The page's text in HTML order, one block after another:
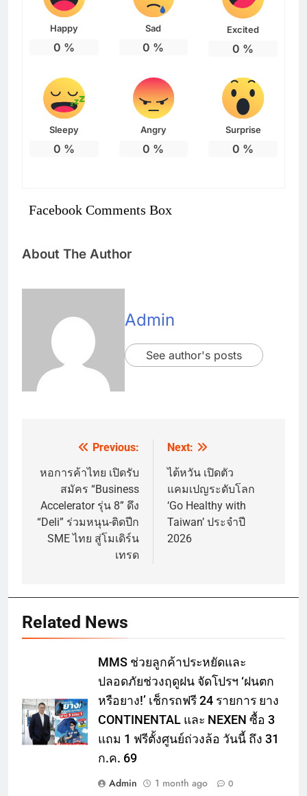
Happy
0 %
Sad
0 %
Excited
0 %
Sleepy
0 %
Angry
0 %
Surprise
0 %
Facebook Comments Box
About The Author
Admin
See author's posts
navigation
Previous:
หอการค้าไทย เปิดรับ
สมัคร “Business
Accelerator รุ่น 8” ดึง
“Deli” ร่วมหนุน-ติดปีก
SME ไทย สู่โมเดิร์น
เทรด
Next:
ไต้หวัน เปิดตัว
แคมเปญระดับโลก
‘Go Healthy with
Taiwan’ ประจำปี
2026
Related News
MMS ช่วยลูกค้าประหยัดและ
ปลอดภัยช่วงฤดูฝน จัดโปรฯ ‘ฝนตก
หรือยาง!’ เช็กรถฟรี 24 รายการ ยาง
CONTINENTAL และ NEXEN ซื้อ 3
แถม 1 ฟรีตั้งศูนย์ถ่วงล้อ วันนี้ ถึง 31
ก.ค. 69
Admin
1 month ago 0